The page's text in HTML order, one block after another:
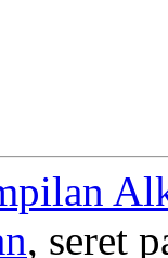
, seret